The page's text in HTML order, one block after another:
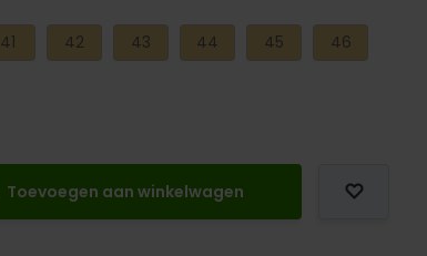
41 42 43 44 45 46
Toevoegen aan winkelwagen